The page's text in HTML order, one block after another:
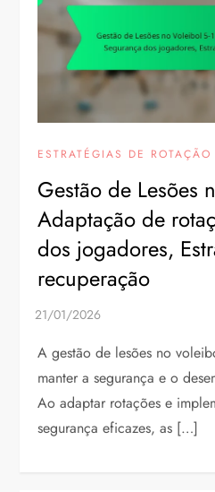
ESTRATÉGIAS DE
Gestão de Lesões
Adaptação de
dos jogadores,
recuperação
A gestão de lesões no
manter a segurança e o
Ao adaptar rotações e
segurança eficazes, as […]